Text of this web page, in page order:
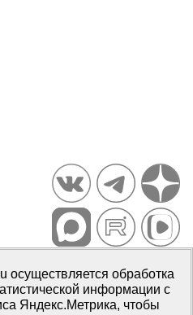
PsyJournals.ru, 2007–2026
Эл № ФС77-66447 от 14 июля
осуществляется обработка
информации с
Яндекс.Метрика, чтобы